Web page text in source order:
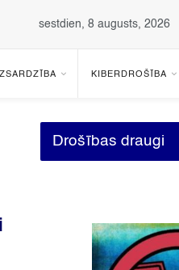
sestdien, 8 augusts, 2026
KIBERDROŠĪBA
Drošības draugi